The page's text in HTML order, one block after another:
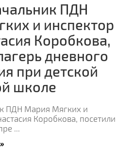
ПДН
и инспектор
Коробкова,
дневного
при детской
школе
ПДН Мария Мягких и
Коробкова, посетили
...